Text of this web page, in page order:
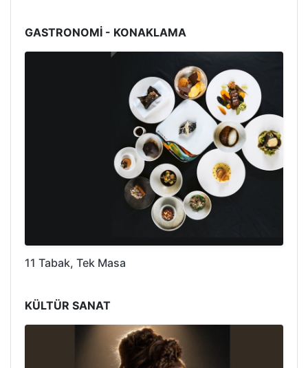
GASTRONOMİ - KONAKLAMA
11 Tabak, Tek Masa
KÜLTÜR SANAT